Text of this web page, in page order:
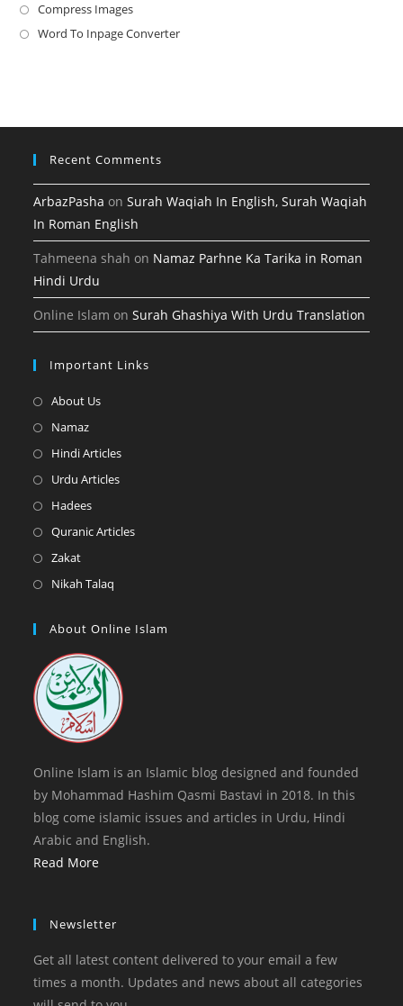
new
a
Compress ImagesOpens
in
Word To Inpage ConverterOpens
tab
Recent Comments
ArbazPasha onSurah Waqiah In English, Surah Waqiah
In Roman English
Tahmeena shah on Namaz Parhne Ka Tarika in Roman
Hindi Urdu
Online Islam onSurah Ghashiya With Urdu Translation
Important Links
About UsOpens
a
tab
NamazOpens
in
tab
Hindi ArticlesOpens
tab
Urdu ArticlesOpens
a
HadeesOpens
in
tab
Quranic ArticlesOpens
tab
ZakatOpens
in
new
Nikah Talaq
a
tab
About Online Islam
Online Islam is an Islamic blog designed and founded
by Mohammad Hashim Qasmi Bastavi in 2018. In this
blog come islamic issues and articles in Urdu, Hindi
Arabic and English.
Read More
Newsletter
Get all latest content delivered to your email a few
times a month. Updates and news about all categories